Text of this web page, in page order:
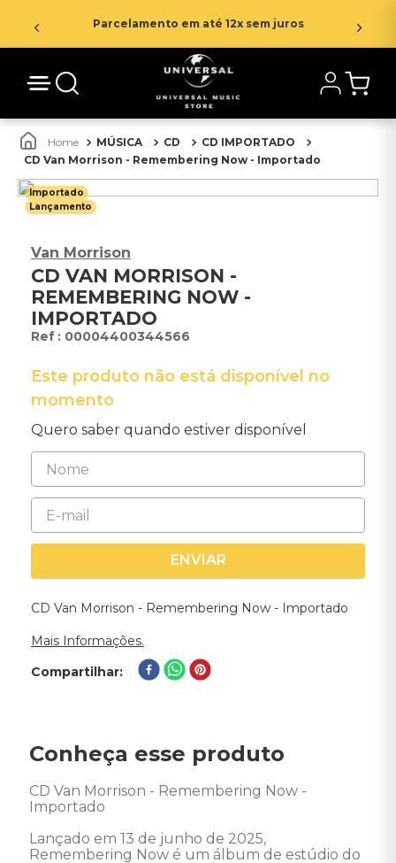
Parcelamento em até 12x sem juros
MÚSICA CD
CD IMPORTADO
CD Van Morrison - Remembering Now - Importado
Importado
Lançamento
Van Morrison
CD VAN MORRISON -
REMEMBERING NOW -
IMPORTADO
: 00004400344566
Este produto não está disponível no
momento
Quero saber quando estiver disponível
ENVIAR
CD Van Morrison - Remembering Now - Importado
Mais Informações.
Compartilhar
Conheça esse produto
CD Van Morrison - Remembering Now -
Importado
Lançado em 13 de junho de 2025,
Remembering Now é um álbum de estúdio do